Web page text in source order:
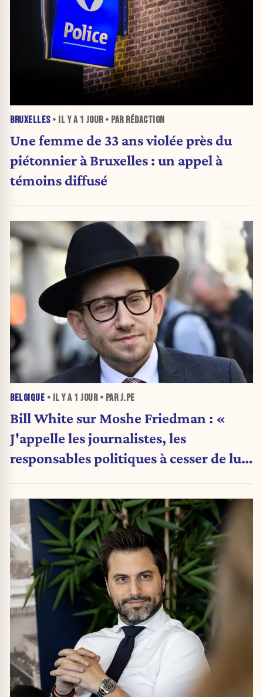
BRUXELLES• IL Y A 1 JOUR• PAR RÉDACTION
Une femme de 33 ans violée près du
piétonnier à Bruxelles : un appel à
témoins diffusé
BELGIQUE • IL Y A 1 JOUR• PAR J.PE
Bill White sur Moshe Friedman : «
J'appelle les journalistes, les
responsables politiques à cesser de lui